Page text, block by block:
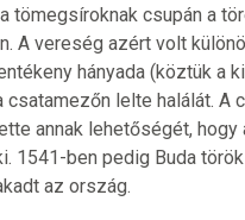
tömegsíroknak csupán a
A vereség azért volt
hányada (köztük a
lelte halálát. A
annak lehetőségét,
1541-ben pedig Buda
az ország.